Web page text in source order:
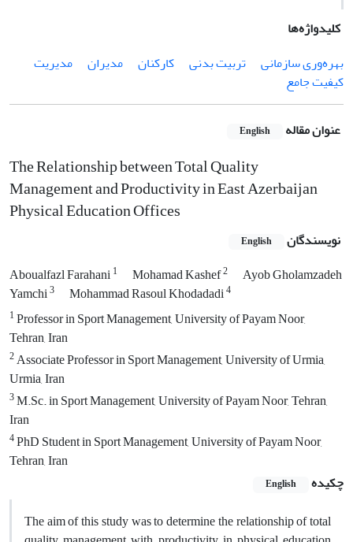
کلیدواژه‌ها
بهره‌‌وری سازمانی
تربیت ‌بدنی کارکنان مدیران
مدیریت
کیفیت جامع
عنوان مقاله English
The Relationship between Total Quality
Management and Productivity in East Azerbaijan
Physical Education Offices
نویسندگان English
Aboualfazl Farahani1 Mohamad Kashef2
Ayob Gholamzadeh
Yamchi3 Mohammad Rasoul Khodadadi4
1Professor in Sport Management, University of Payam Noor,
Tehran, Iran
2Associate Professor in Sport Management, University of Urmia,
Urmia, Iran
3M.Sc. in Sport Management, University of Payam Noor, Tehran,
Iran
4PhD Student in Sport Management, University of Payam Noor,
Tehran, Iran
چکیده
English
The aim of this study was to determine the relationship of total